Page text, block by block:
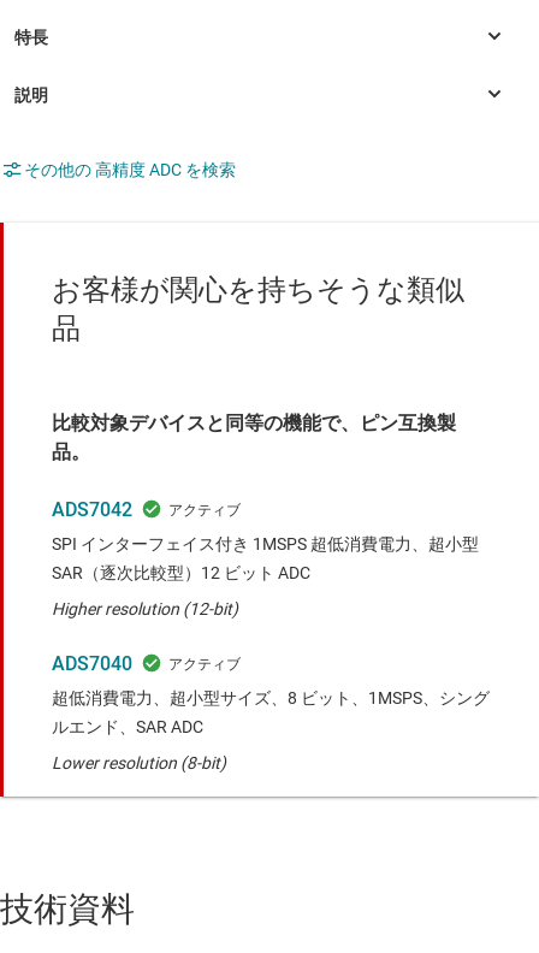
その他の 高精度 ADC を検索
お客様が関心を持ちそうな類似
品
比較対象デバイスと同等の機能で、ピン互換製
品。
ADS7042
SPI インターフェイス付き 1MSPS 超低消費電力、超小型
SAR（逐次比較型）12 ビット ADC
Higher resolution (12-bit)
ADS7040
超低消費電力、超小型サイズ、8 ビット、1MSPS、シング
ルエンド、SAR ADC
Lower resolution (8-bit)
技術資料